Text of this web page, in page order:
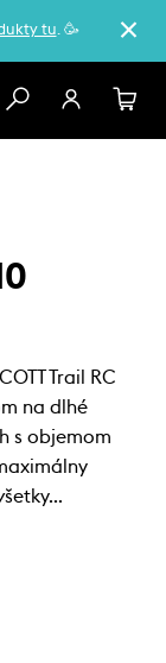
tu. 🥳
Trail RC
na dlhé
s objemom